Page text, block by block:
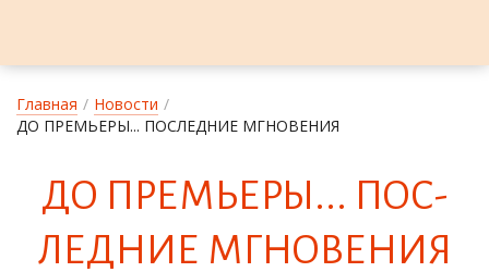
Главная / Новости /
ДО ПРЕМЬЕРЫ... ПОСЛЕДНИЕ МГНОВЕНИЯ
ДО ПРЕМЬ­Е­РЫ... ПОС­
ЛЕДНИЕ МГНО­ВЕ­НИЯ